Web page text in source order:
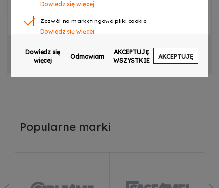
Płyta napędu LED do LIGHT4ME CYKLON 30
OPINIE
Popularne marki
Dowiedz się więcej
Zezwól na marketingowe pliki cookie
Dowiedz się więcej
Zezwól na pliki cookie dotyczące preferencji
Dowiedz się więcej
Zezwól na ciasteczka analityczne
Dowiedz się więcej
Dowiedz się
więcej
Odmawiam
AKCEPTUJĘ
WSZYSTKIE
AKCEPTUJĘ